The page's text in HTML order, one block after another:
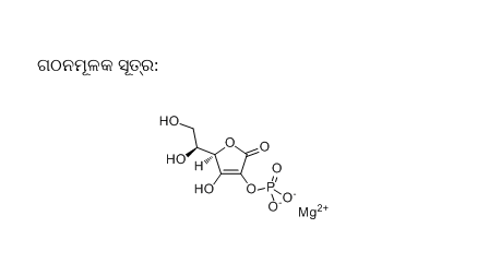
ଗଠନମୂଳକ ସୂତ୍ର: